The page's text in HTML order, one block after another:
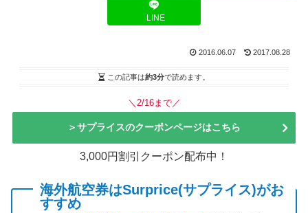
LINE
2016.06.07 2017.08.28
この記事は約3分で読めます。
＼2/16まで／
＞サプライスのクーポンページはこちら
3,000円割引クーポン配布中！
海外航空券はSurprice(サプライス)がお
すすめ